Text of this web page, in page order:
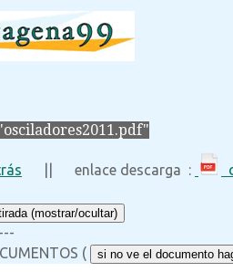
|| enlace descarga :
(mostrar/ocultar)
(
si no ve el documento